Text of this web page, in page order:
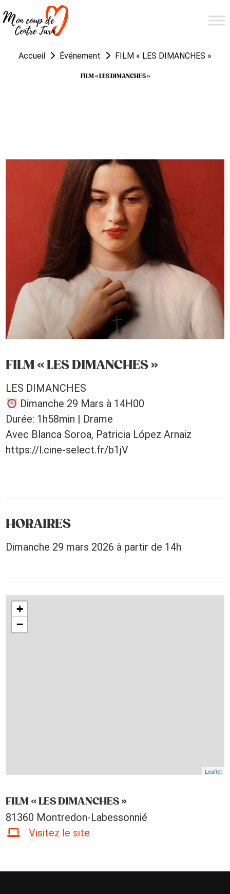
Accueil Événement FILM « LES DIMANCHES »
FILM « LES DIMANCHES »
FILM « LES DIMANCHES »
LES DIMANCHES
Dimanche 29 Mars à 14H00
Durée: 1h58min | Drame
Avec Blanca Soroa, Patricia López Arnaiz
https://l.cine-select.fr/b1jV
HORAIRES
Dimanche 29 mars 2026 à partir de 14h
+
−
Leaflet
FILM « LES DIMANCHES »
81360 Montredon-Labessonnié
Visitez le site